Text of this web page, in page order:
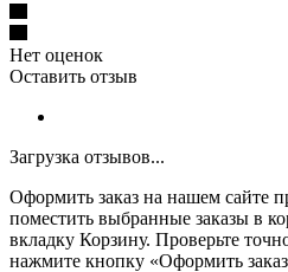
Нет оценок
Оставить отзыв
Загрузка отзывов...
Оформить заказ на нашем сайте
поместить выбранные заказы в
вкладку Корзину. Проверьте
нажмите кнопку «Оформить